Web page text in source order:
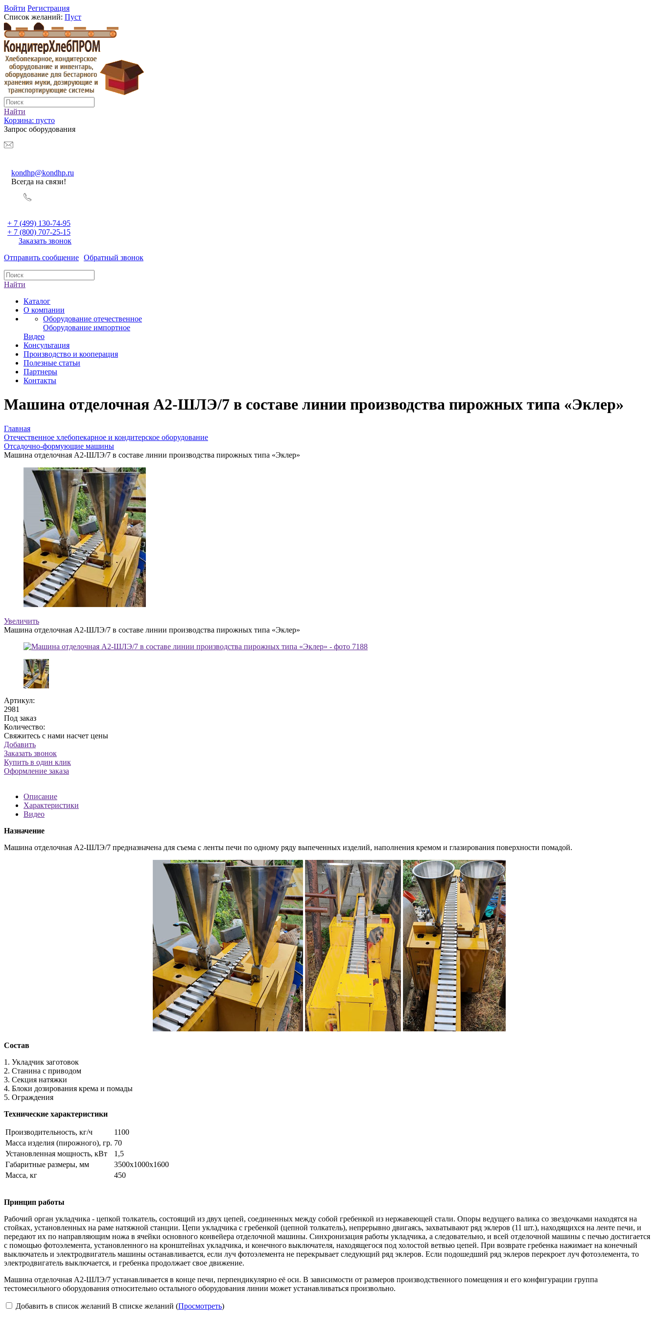
Войти Регистрация
Список желаний: Пуст
Найти
Корзина: пусто
Запрос оборудования
kondhp@kondhp.ru
Всегда на связи!
+ 7 (499) 130-74-95
+ 7 (800) 707-25-15
Заказать звонок
Отправить сообщение Обратный звонок
Найти
Каталог
О компании
Оборудование отечественное
Оборудование импортное
Видео
Консультация
Производство и кооперация
Полезные статьи
Партнеры
Контакты
Машина отделочная А2-ШЛЭ/7 в составе линии производства пирожных типа «Эклер»
Главная
Отечественное хлебопекарное и кондитерское оборудование
Отсадочно-формующие машины
Машина отделочная А2-ШЛЭ/7 в составе линии производства пирожных типа «Эклер»
Увеличить
Машина отделочная А2-ШЛЭ/7 в составе линии производства пирожных типа «Эклер»
Артикул:
2981
Под заказ
Количество:
Свяжитесь с нами насчет цены
Добавить
Заказать звонок
Купить в один клик
Оформление заказа
Описание
Характеристики
Видео
Назначение
Машина отделочная А2-ШЛЭ/7 предназначена для съема с ленты печи по одному ряду выпеченных изделий, наполнения кремом и глазирования поверхности помадой.
Состав
1. Укладчик заготовок
2. Станина с приводом
3. Секция натяжки
4. Блоки дозирования крема и помады
5. Ограждения
Технические характеристики
Производительность, кг/ч
1100
Масса изделия (пирожного), гр. 70
Установленная мощность, кВт
1,5
Габаритные размеры, мм
3500х1000х1600
Масса, кг
450
Принцип работы
Рабочий орган укладчика - цепкой толкатель, состоящий из двух цепей, соединенных между собой гребенкой из нержавеющей стали. Опоры ведущего валика со звездочками находятся на
стойках, установленных на раме натяжной станции. Цепи укладчика с гребенкой (цепной толкатель), непрерывно двигаясь, захватывают ряд эклеров (11 шт.), находящихся на ленте печи, и
передают их по направляющим ножа в ячейки основного конвейера отделочной машины. Синхронизация работы укладчика, а следовательно, и всей отделочной машины с печью достигается
с помощью фотоэлемента, установленного на кронштейнах укладчика, и конечного выключателя, находящегося под холостой ветвью цепей. При возврате гребенка нажимает на конечный
выключатель и электродвигатель машины останавливается, если луч фотоэлемента не перекрывает следующий ряд эклеров. Если подошедший ряд эклеров перекроет луч фотоэлемента, то
электродвигатель выключается, и гребенка продолжает свое движение.
Машина отделочная А2-ШЛЭ/7 устанавливается в конце печи, перпендикулярно её оси. В зависимости от размеров производственного помещения и его конфигурации группа
тестомесильного оборудования относительно остального оборудования линии может устанавливаться произвольно.
Добавить в список желаний В списке желаний (Просмотреть)